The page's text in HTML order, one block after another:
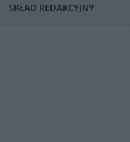
SKŁAD REDAKCYJNY